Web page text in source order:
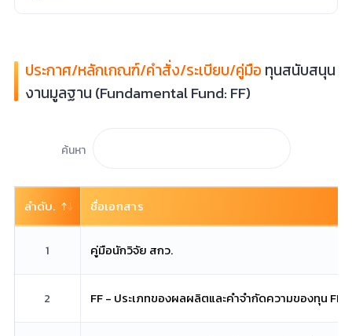
ประกาศ/หลักเกณฑ์/คำสั่ง/ระเบียบ/คู่มือ ทุนสนับสนุน
งานมูลฐาน (Fundamental Fund: FF)
ค้นหา
ลำดับ. ชื่อเอกสาร
1 คู่มือนักวิจัย สกว.
2 FF - ประเภทของผลผลิตและคำจำกัดความของทุน FF